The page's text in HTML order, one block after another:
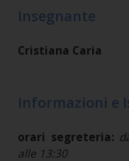
Insegnante
Cristiana Caria
Informazioni e
orari segreteria:
alle 13:30